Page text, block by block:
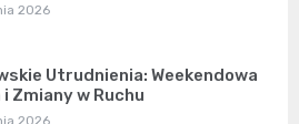
2026
Utrudnienia: Weekendowa
Zmiany w Ruchu
2026